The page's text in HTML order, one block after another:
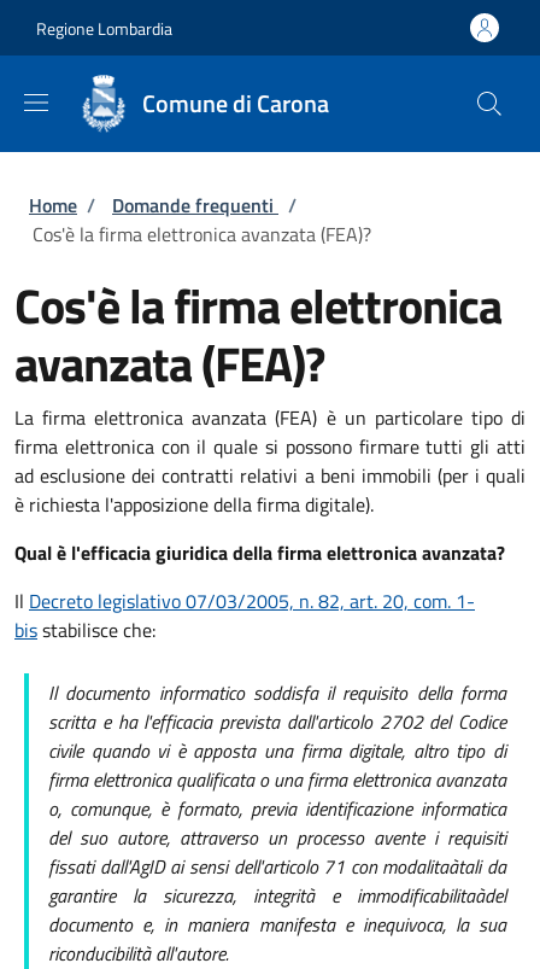
Regione Lombardia
Comune di Carona
Briciole di pane
Home / Domande frequenti /
Cos'è la firma elettronica avanzata (FEA)?
Cos'è la firma elettronica
avanzata (FEA)?
La firma elettronica avanzata (FEA) è un particolare tipo di
firma elettronica con il quale si possono firmare tutti gli atti
ad esclusione dei contratti relativi a beni immobili (per i quali
è richiesta l'apposizione della firma digitale).
Qual è l'efficacia giuridica della firma elettronica avanzata?
Il Decreto legislativo 07/03/2005, n. 82, art. 20, com. 1-
bisstabilisce che:
Il documento informatico soddisfa il requisito della forma
scritta e ha l'efficacia prevista dall'articolo 2702 del Codice
civile quando vi è apposta una firma digitale, altro tipo di
firma elettronica qualificata o una firma elettronica avanzata
o, comunque, è formato, previa identificazione informatica
del suo autore, attraverso un processo avente i requisiti
fissati dall'AgID ai sensi dell'articolo 71 con modalitaàtali da
garantire la sicurezza, integrità e immodificabilitaàdel
documento e, in maniera manifesta e inequivoca, la sua
riconducibilità all'autore.